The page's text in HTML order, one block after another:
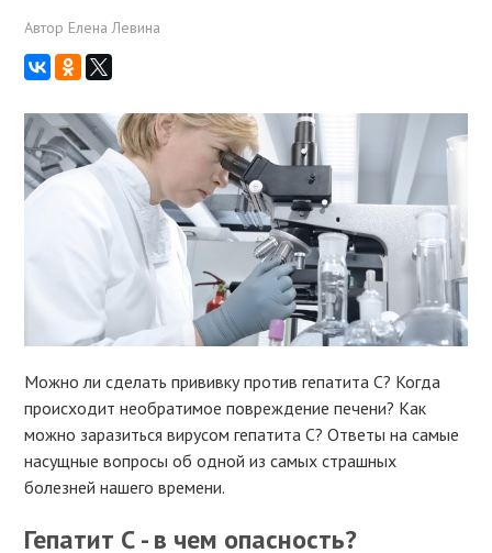
Автор Елена Левина
Можно ли сделать прививку против гепатита С? Когда
происходит необратимое повреждение печени? Как
можно заразиться вирусом гепатита С? Ответы на самые
насущные вопросы об одной из самых страшных
болезней нашего времени.
Гепатит С - в чем опасность?